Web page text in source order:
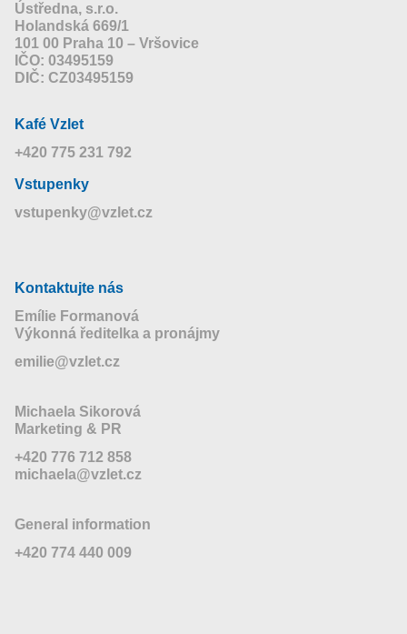
Ústředna, s.r.o.
Holandská 669/1
101 00 Praha 10 – Vršovice
IČO: 03495159
DIČ: CZ03495159
Kafé Vzlet
+420 775 231 792
Vstupenky
vstupenky@vzlet.cz
Kontaktujte nás
Emílie Formanová
Výkonná ředitelka a pronájmy
emilie@vzlet.cz
Michaela Sikorová
Marketing & PR
+420 776 712 858
michaela@vzlet.cz
General information
+420 774 440 009